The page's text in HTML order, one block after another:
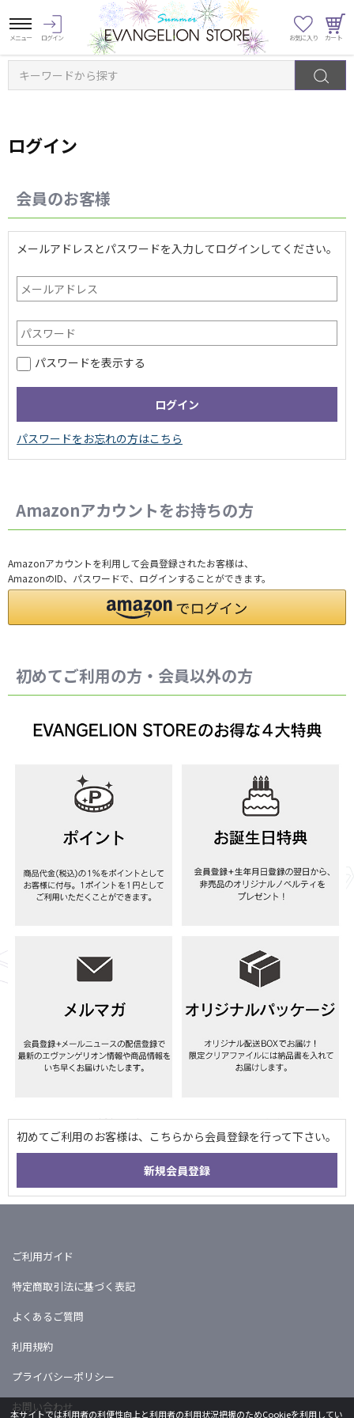
キーワードから探す
ログイン
会員のお客様
メールアドレスとパスワードを入力してログインしてください。
パスワードを表示する
Amazonアカウントをお持ちの方
Amazonアカウントを利用して会員登録されたお客様は、
AmazonのID、パスワードで、ログインすることができます。
初めてご利用の方・会員以外の方
ご利用ガイド
特定商取引法に基づく表記
よくあるご質問
利用規約
プライバシーポリシー
お問い合わせ
本サイトでは利用者の利便性向上と利用者の利用状況把握のためCookieを利用してい